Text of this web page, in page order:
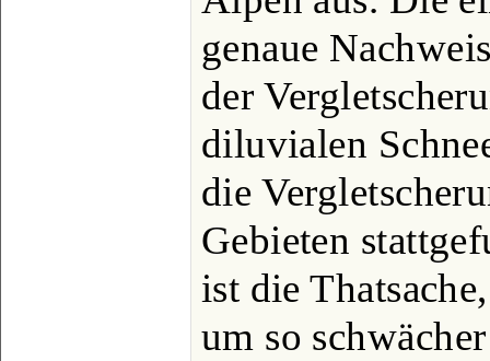
genaue
der
diluvialen
die
Gebieten
ist die
um so